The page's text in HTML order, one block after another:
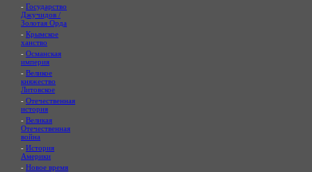
- Государство
Джучидов /
Золотая Орда
- Крымское
ханство
- Османская
империя
- Великое
княжество
Литовское
- Отечественная
история
- Великая
Отечественная
война
- История
Америки
- Новое время